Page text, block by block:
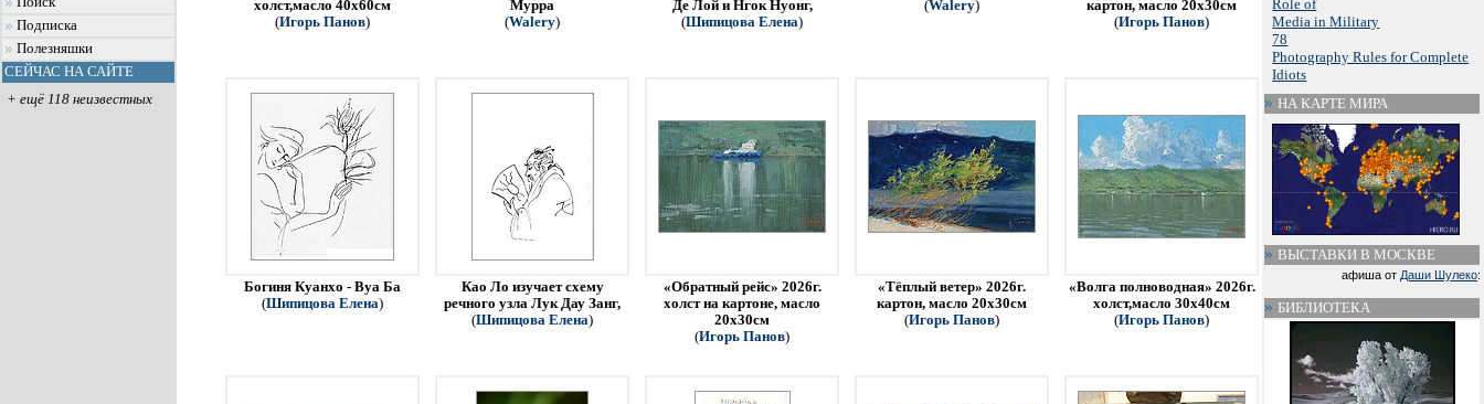
Подписка
Полезняшки
СЕЙЧАС НА САЙТЕ
+ ещё 118 неизвестных
холст,масло 40х60см
(Игорь Панов)
Мурра
(Walery)
Де Лой и Нгок Нуонг,
(Шипицова Елена)
(Walery)
картон, масло 20х30см
(Игорь Панов)
Богиня Куанхо - Вуа Ба
(Шипицова Елена)
Као Ло изучает схему
речного узла Лук Дау Занг,
(Шипицова Елена)
«Обратный рейс» 2026г.
холст на картоне, масло
20х30см
(Игорь Панов)
«Тёплый ветер» 2026г.
картон, масло 20х30см
(Игорь Панов)
«Волга полноводная» 2026г.
холст,масло 30х40см
(Игорь Панов)
Role of
Media in Military
78
Photography Rules for Complete
Idiots
НА КАРТЕ МИРА
ВЫСТАВКИ В МОСКВЕ
афиша от Даши Шулеко:
БИБЛИОТЕКА